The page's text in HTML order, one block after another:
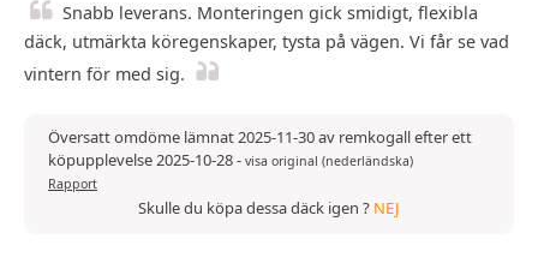
Snabb leverans. Monteringen gick smidigt, flexibla
däck, utmärkta köregenskaper, tysta på vägen. Vi får se vad
vintern för med sig.
Översatt omdöme lämnat 2025-11-30 av remkogall efter ett
köpupplevelse 2025-10-28- visa original (nederländska)
Rapport
Skulle du köpa dessa däck igen ? NEJ